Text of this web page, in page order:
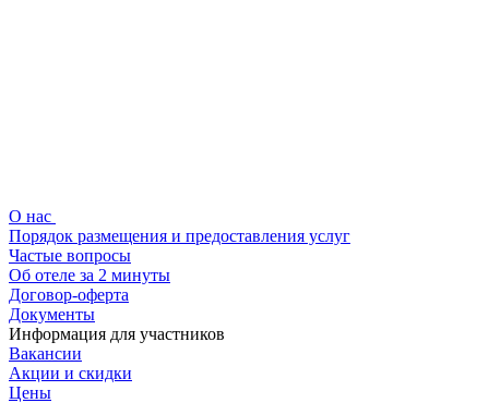
О нас
Порядок размещения и предоставления услуг
Частые вопросы
Об отеле за 2 минуты
Договор-оферта
Документы
Информация для участников
Вакансии
Акции и скидки
Цены